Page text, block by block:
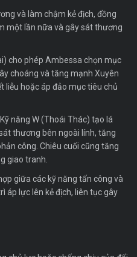
và làm chậm kẻ địch, đồng
một lần nữa và gây sát thương
cho phép Ambessa chọn mục
choáng và tăng mạnh Xuyên
liễu hoặc áp đảo mục tiêu chủ
năng W (Thoái Thác) tạo lá
thương bên ngoài lính, tăng
công. Chiêu cuối cũng tăng
giao tranh.
giữa các kỹ năng tấn công và
áp lực lên kẻ địch, liên tục gây